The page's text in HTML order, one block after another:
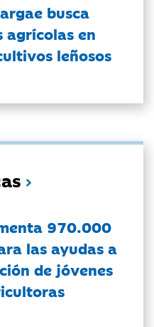
busca
en
leñosos
970.000
las ayudas a
de jóvenes